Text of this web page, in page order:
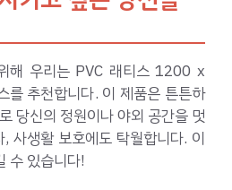
해 우리는 PVC 래티스 1200 x
추천합니다. 이 제품은 튼튼하
당신의 정원이나 야외 공간을 멋
사생활 보호에도 탁월합니다. 이
수 있습니다!